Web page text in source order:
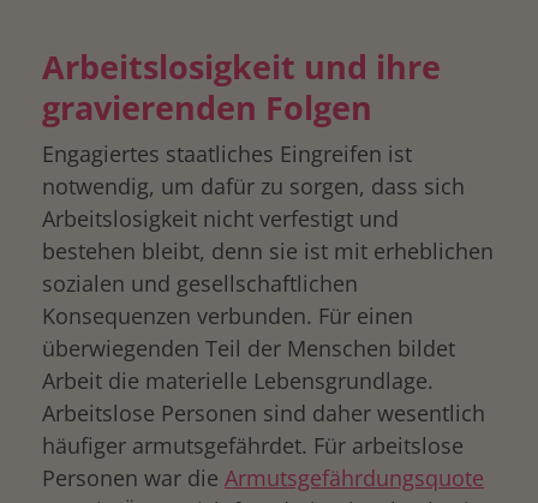
Arbeitslosigkeit und ihre
gravierenden Folgen
Engagiertes staatliches Eingreifen ist
notwendig, um dafür zu sorgen, dass sich
Arbeitslosigkeit nicht verfestigt und
bestehen bleibt, denn sie ist mit erheblichen
sozialen und gesellschaftlichen
Konsequenzen verbunden. Für einen
überwiegenden Teil der Menschen bildet
Arbeit die materielle Lebensgrundlage.
Arbeitslose Personen sind daher wesentlich
häufiger armutsgefährdet. Für arbeitslose
Personen war die Armutsgefährdungsquote
drucken